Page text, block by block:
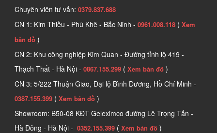
Chuyên viên tư vấn: 0379.837.688
CN 1: Kim Thiều - Phù Khê - Bắc Ninh - 0961.008.118 ( Xem
bản đồ )
CN 2: Khu công nghiệp Kim Quan - Đường tỉnh lộ 419 -
Thạch Thất - Hà Nội - 0867.155.299 ( Xem bản đồ )
CN 3: 5/222 Thuận Giao, Đại lộ Bình Dương, Hồ Chí Minh -
0387.155.399 ( Xem bản đồ )
Showroom: B50-08 KĐT Geleximco đường Lê Trọng Tấn -
Hà Đông - Hà Nội - 0352.155.399 ( Xem bản đồ )